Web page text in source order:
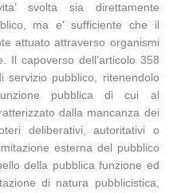
svolta sia direttamente
ma e’ sufficiente che il
attuato attraverso organismi
Il capoverso dell’articolo 358
pubblico, ritenendolo
pubblica di cui al
dalla mancanza dei
deliberativi, autoritativi o
esterna del pubblico
della pubblica funzione ed
di natura pubblicistica,